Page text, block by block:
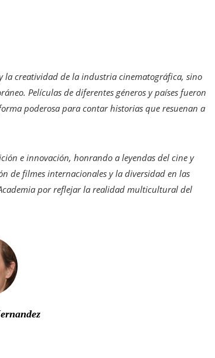
la creatividad de la industria cinematográfica, sino
Películas de diferentes géneros y países fueron
poderosa para contar historias que resuenan a
e innovación, honrando a leyendas del cine y
de filmes internacionales y la diversidad en las
por reflejar la realidad multicultural del